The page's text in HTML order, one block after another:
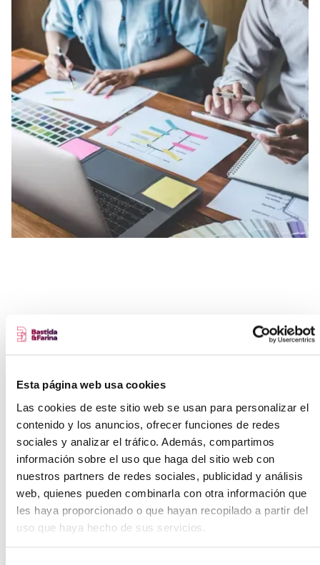
Esta página web usa cookies
Las cookies de este sitio web se usan para personalizar el
contenido y los anuncios, ofrecer funciones de redes
sociales y analizar el tráfico. Además, compartimos
información sobre el uso que haga del sitio web con
nuestros partners de redes sociales, publicidad y análisis
web, quienes pueden combinarla con otra información que
les haya proporcionado o que hayan recopilado a partir del
uso que haya hecho de sus servicios.
"EL 80% DEL ÉXITO ES HACERSE
PRESENTE"- WOODY ALLEN